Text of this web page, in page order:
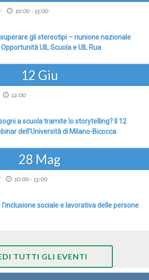
10:00 - 13:00
gli stereotipi – riunione nazionale
UIL Scuola e UIL Rua
12 Giu
12:00
a scuola tramite lo storytelling? Il 12
dell'Università di Milano-Bicocca
28 Mag
10:00 - 13:00
sociale e lavorativa delle persone
TUTTI GLI EVENTI